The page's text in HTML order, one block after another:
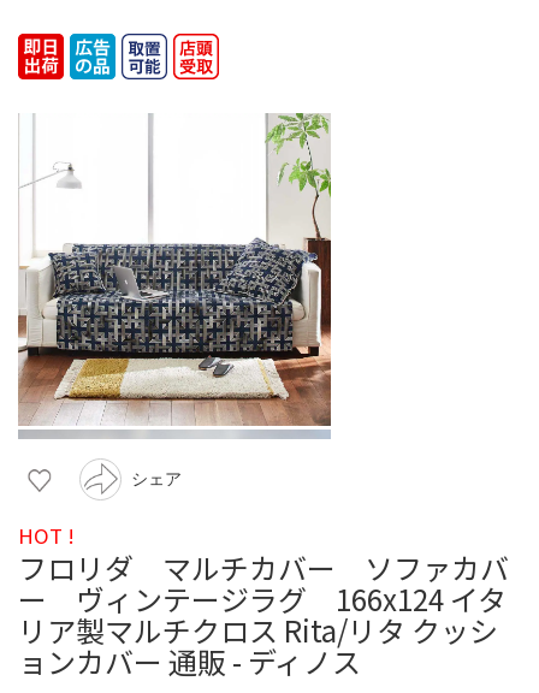
シェア
HOT !
フロリダ マルチカバー ソファカバ
ー ヴィンテージラグ 166x124 イタ
リア製マルチクロス Rita/リタ クッシ
ョンカバー 通販 - ディノス